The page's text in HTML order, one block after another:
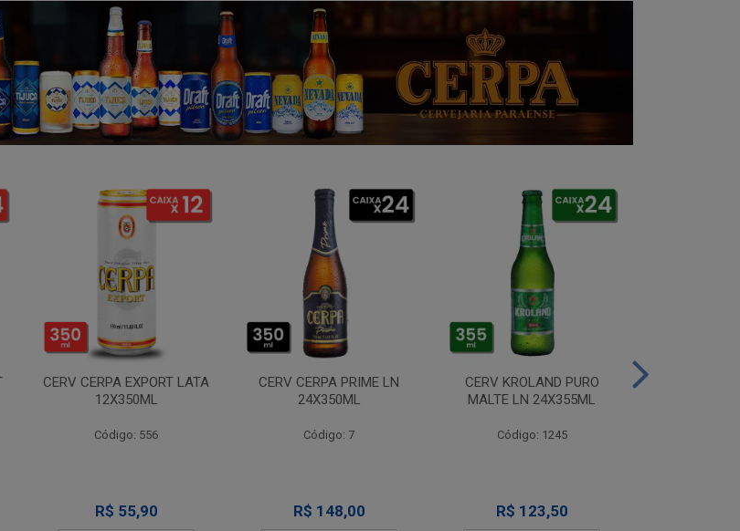
CERV CERPA EXPORT LATA
12X350ML
Código: 556
R$ 55,90
CERV CERPA PRIME LN
24X350ML
Código: 7
R$ 148,00
CERV KROLAND PURO
MALTE LN 24X355ML
Código: 1245
R$ 123,50